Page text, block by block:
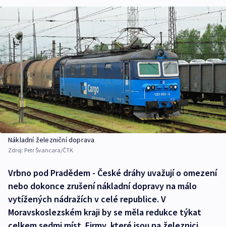
Nákladní železniční doprava
Zdroj: Petr Švancara/ČTK
Vrbno pod Pradědem - České dráhy uvažují o omezení
nebo dokonce zrušení nákladní dopravy na málo
vytížených nádražích v celé republice. V
Moravskoslezském kraji by se měla redukce týkat